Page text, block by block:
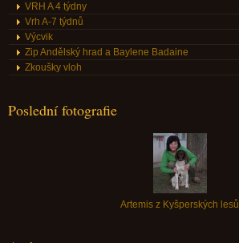
VRH A 4 týdny
Vrh A-7 týdnů
Výcvik
Zip Andělský hrad a Baylene Badaine
Zkoušky vloh
Poslední fotografie
Artemis z Kyšperských lesů